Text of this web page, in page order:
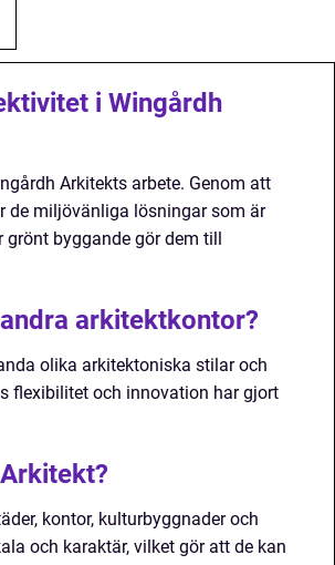
i Wingårdh
Arkitekts arbete. Genom att
de miljövänliga lösningar som är
byggande gör dem till
arkitektkontor?
olika arkitektoniska stilar och
flexibilitet och innovation har gjort
kontor, kulturbyggnader och
och karaktär, vilket gör att de kan